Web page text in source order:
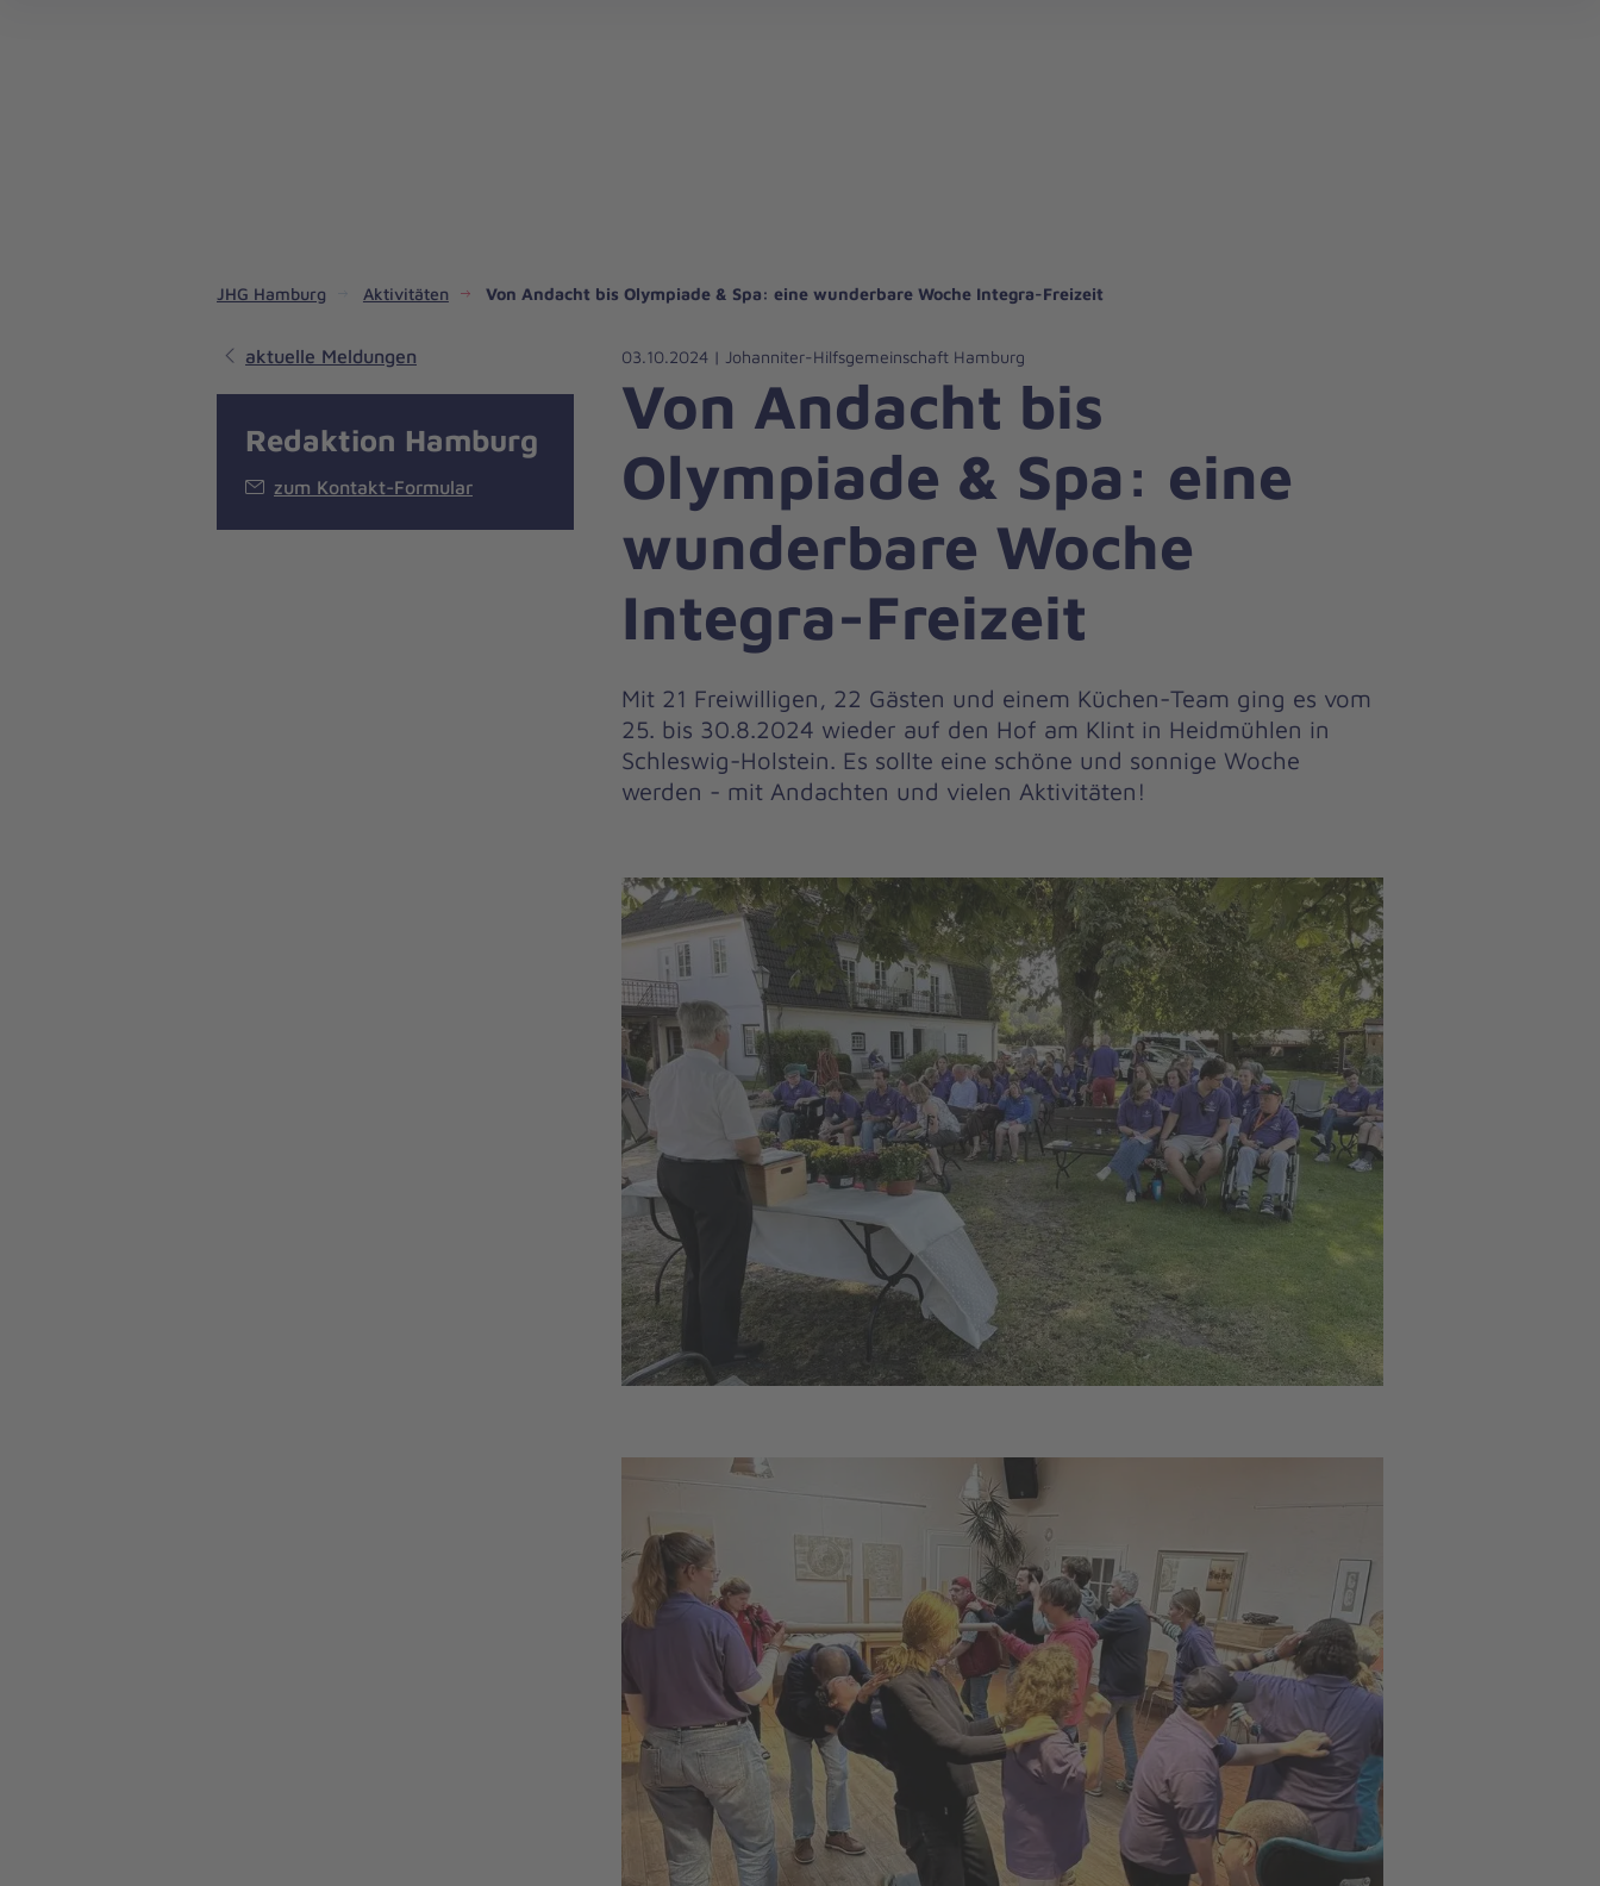
JHG Hamburg Aktivitäten Von Andacht bis Olympiade & Spa: eine wunderbare Woche Integra-Freizeit
03.10.2024 | Johanniter-Hilfsgemeinschaft Hamburg
Von Andacht bis
Olympiade & Spa: eine
wunderbare Woche
Integra-Freizeit
Mit 21 Freiwilligen, 22 Gästen und einem Küchen-Team ging es vom
25. bis 30.8.2024 wieder auf den Hof am Klint in Heidmühlen in
Schleswig-Holstein. Es sollte eine schöne und sonnige Woche
werden - mit Andachten und vielen Aktivitäten!
aktuelle Meldungen
Redaktion Hamburg
zum Kontakt-Formular